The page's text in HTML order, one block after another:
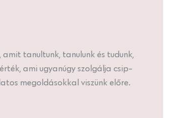
tanultunk, tanulunk és tudunk,
ami ugyanúgy szolgálja csip-
megoldásokkal viszünk előre.